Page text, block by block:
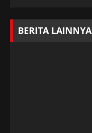
BERITA LAINNYA